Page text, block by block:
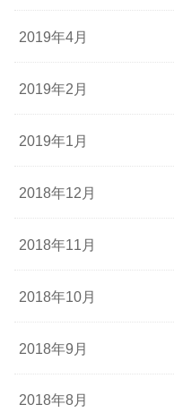
2019年4月
2019年2月
2019年1月
2018年12月
2018年11月
2018年10月
2018年9月
2018年8月